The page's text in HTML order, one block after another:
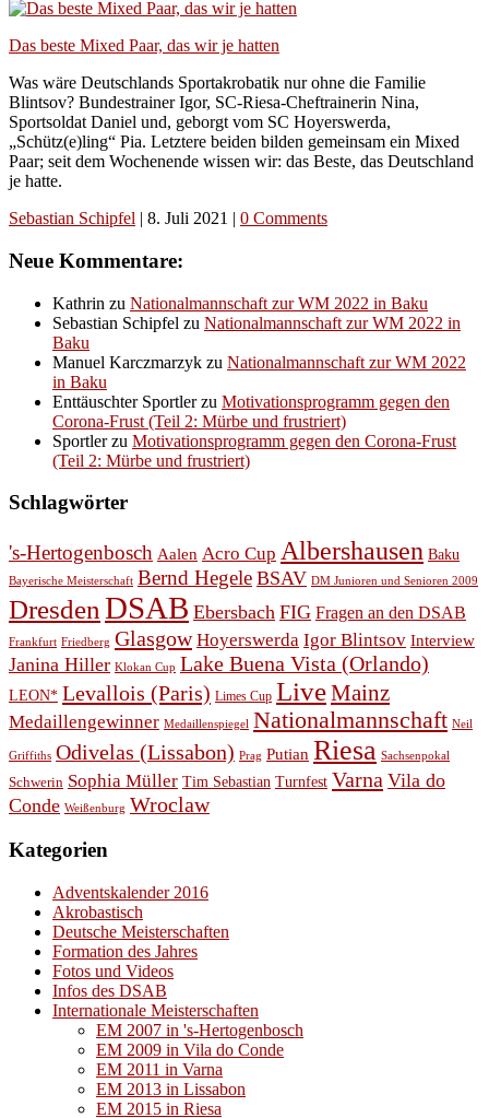
Das beste Mixed Paar, das wir je hatten
Was wäre Deutschlands Sportakrobatik nur ohne die Familie
Blintsov? Bundestrainer Igor, SC-Riesa-Cheftrainerin Nina,
Sportsoldat Daniel und, geborgt vom SC Hoyerswerda,
„Schütz(e)ling“ Pia. Letztere beiden bilden gemeinsam ein Mixed
Paar; seit dem Wochenende wissen wir: das Beste, das Deutschland
je hatte.
Sebastian Schipfel | 8. Juli 2021 | 0 Comments
Neue Kommentare:
Kathrin zu Nationalmannschaft zur WM 2022 in Baku
Sebastian Schipfel zu Nationalmannschaft zur WM 2022 in
Baku
Manuel Karczmarzyk zu Nationalmannschaft zur WM 2022
in Baku
Enttäuschter Sportlerzu Motivationsprogramm gegen den
Corona-Frust (Teil 2: Mürbe und frustriert)
Sportlerzu Motivationsprogramm gegen den Corona-Frust
(Teil 2: Mürbe und frustriert)
Schlagwörter
's-Hertogenbosch Aalen Acro Cup Albershausen Baku
Bayerische Meisterschaft Bernd Hegele BSAV DM Junioren und Senioren 2009
Dresden DSAB Ebersbach FIG Fragen an den DSAB
Frankfurt Friedberg Glasgow Hoyerswerda Igor Blintsov Interview
Janina Hiller Klokan Cup Lake Buena Vista (Orlando)
LEON* Levallois (Paris) Limes Cup LiveMainz
Medaillengewinner Medaillenspiegel Nationalmannschaft Neil
Griffiths Odivelas (Lissabon) Prag Putian Riesa Sachsenpokal
Schwerin Sophia Müller Tim Sebastian Turnfest Varna Vila do
Conde Weißenburg Wroclaw
Kategorien
Adventskalender 2016
Akrobastisch
Deutsche Meisterschaften
Formation des Jahres
Fotos und Videos
Infos des DSAB
Internationale Meisterschaften
EM 2007 in 's-Hertogenbosch
EM 2009 in Vila do Conde
EM 2011 in Varna
EM 2013 in Lissabon
EM 2015 in Riesa